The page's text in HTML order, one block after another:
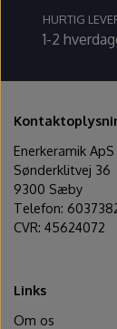
HURTIG
1-2
Enerkeramik ApS
Sønderklitvej 36
9300 Sæby
Telefon:
CVR: 45624072
Links
Om os